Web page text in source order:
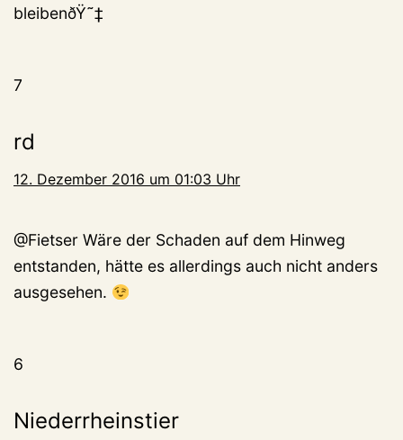
bleibenðŸ˜‡
7
rd
12. Dezember 2016 um 01:03 Uhr
@Fietser Wäre der Schaden auf dem Hinweg
entstanden, hätte es allerdings auch nicht anders
ausgesehen.
6
Niederrheinstier